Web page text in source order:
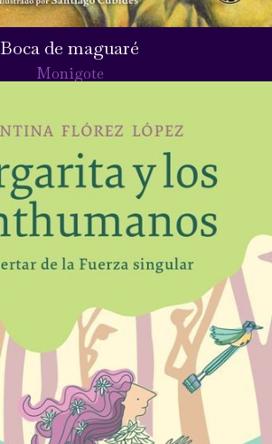
Boca de maguaré
Monigote